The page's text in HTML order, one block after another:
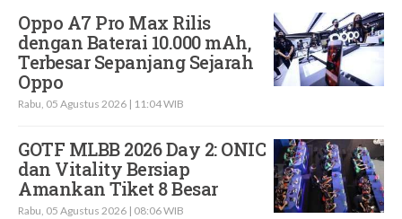
Oppo A7 Pro Max Rilis
dengan Baterai 10.000 mAh,
Terbesar Sepanjang Sejarah
Oppo
Rabu, 05 Agustus 2026 | 11:04 WIB
GOTF MLBB 2026 Day 2: ONIC
dan Vitality Bersiap
Amankan Tiket 8 Besar
Rabu, 05 Agustus 2026 | 08:06 WIB